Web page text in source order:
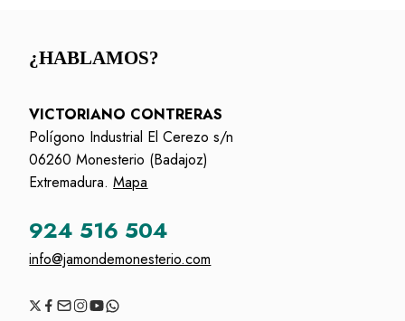
¿HABLAMOS?
VICTORIANO CONTRERAS
Polígono Industrial El Cerezo s/n
06260 Monesterio (Badajoz)
Extremadura.Mapa
924 516 504
info@jamondemonesterio.com